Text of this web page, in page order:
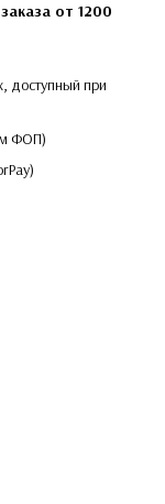
от 1200
доступный при
ФОП)